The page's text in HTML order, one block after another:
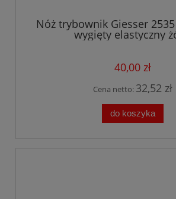
Nóż trybownik Giesser
wygięty elastyczny
40,00 zł
Cena netto: 32,52 zł
do koszyka